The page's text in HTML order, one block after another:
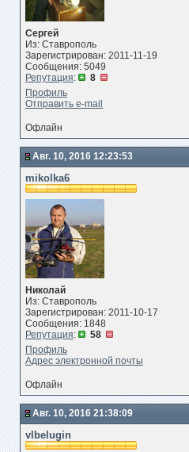
Сергей
Из: Ставрополь
Зарегистрирован: 2011-11-19
Сообщения: 5049
Репутация:
8
Профиль
Отправить e-mail
Офлайн
Авг. 10, 2016 12:23:53
mikolka6
Николай
Из: Ставрополь
Зарегистрирован: 2011-10-17
Сообщения: 1848
Репутация:
58
Профиль
Адрес электронной почты
Офлайн
Авг. 10, 2016 21:38:09
vlbelugin